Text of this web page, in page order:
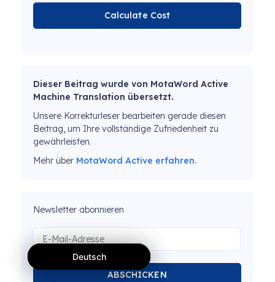
Calculate Cost
Dieser Beitrag wurde von MotaWord Active
Machine Translation übersetzt.
Unsere Korrekturleser bearbeiten gerade diesen
Beitrag, um Ihre vollständige Zufriedenheit zu
gewährleisten.
Mehr über MotaWord Active erfahren.
Newsletter abonnieren
ABSCHICKEN
Deutsch
Deutsch
Deutsch